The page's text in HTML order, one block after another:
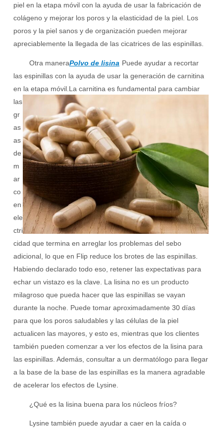
piel en la etapa móvil con la ayuda de usar la fabricación de
colágeno y mejorar los poros y la elasticidad de la piel. Los
poros y la piel sanos y de organización pueden mejorar
apreciablemente la llegada de las cicatrices de las espinillas.
Otra maneraPolvo de lisina Puede ayudar a recortar
las espinillas con la ayuda de usar la generación de carnitina
en la etapa móvil. La carnitina es fundamental para cambiar
las
gr
as
as
de
m
ar
co
en
ele
ctri
cidad que termina en arreglar los problemas del sebo
adicional, lo que en Flip reduce los brotes de las espinillas.
Habiendo declarado todo eso, retener las expectativas para
echar un vistazo es la clave. La lisina no es un producto
milagroso que pueda hacer que las espinillas se vayan
durante la noche. Puede tomar aproximadamente 30 días
para que los poros saludables y las células de la piel
actualicen las mayores, y esto es, mientras que los clientes
también pueden comenzar a ver los efectos de la lisina para
las espinillas. Además, consultar a un dermatólogo para llegar
a la base de la base de las espinillas es la manera agradable
de acelerar los efectos de Lysine.
¿Qué es la lisina buena para los núcleos fríos?
Lysine también puede ayudar a caer en la caída o